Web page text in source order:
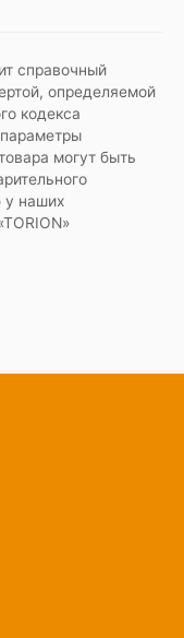
справочный
определяемой
кодекса
могут быть
у наших